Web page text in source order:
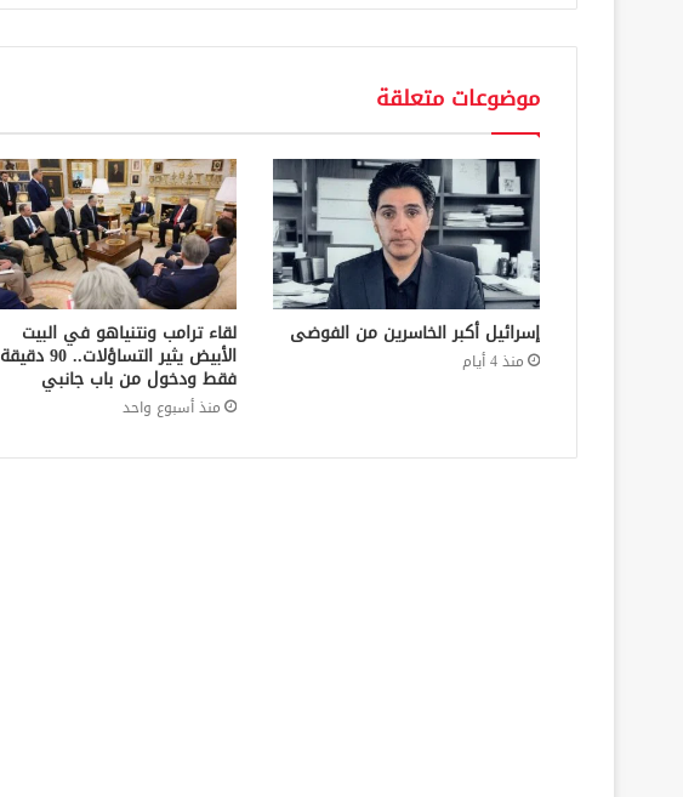
موضوعات متعلقة
إسرائيل أكبر الخاسرين من الفوضى
منذ 4 أيام
لقاء ترامب ونتنياهو في البيت
الأبيض يثير التساؤلات.. 90 دقيقة
فقط ودخول من باب جانبي
منذ أسبوع واحد